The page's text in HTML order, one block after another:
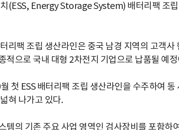
(ESS, Energy Storage System) 배터리팩 조
리팩 조립 생산라인은 중국 남경 지역의 고객
적으로 국내 대형 2차전지 기업으로 납품될 예
첫 ESS 배터리팩 조립 생산라인을 수주하여
혀 나가고 있다.
템의 기존 주요 사업 영역인 검사장비를 포함하